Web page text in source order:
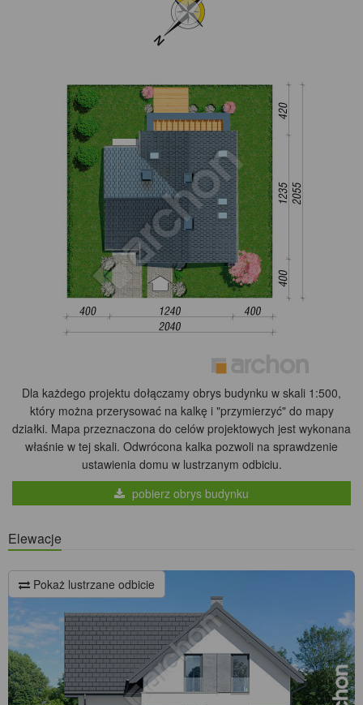
Dla każdego projektu dołączamy obrys budynku w skali 1:500,
który można przerysować na kalkę i "przymierzyć" do mapy
działki. Mapa przeznaczona do celów projektowych jest wykonana
właśnie w tej skali. Odwrócona kalka pozwoli na sprawdzenie
ustawienia domu w lustrzanym odbiciu.
pobierz obrys budynku
Elewacje
Pokaż lustrzane odbicie